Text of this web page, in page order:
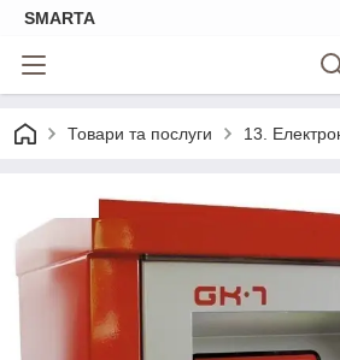
SMARTA
Товари та послуги 13.